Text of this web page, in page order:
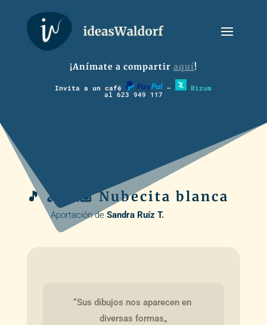
¡Anímate a compartir aquí!
Invita a un café – Bizum
al 623 949 117
🎵 🪈 🏃🏽 Nubecita blanca
Aportación de Sandra Ruíz T.
“Sus dibujos nos aparecen en
diversas formas„